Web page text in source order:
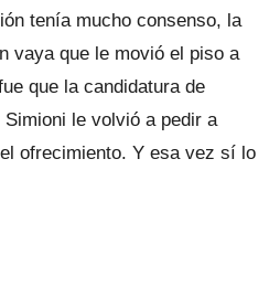
tenía mucho consenso, la
vaya que le movió el piso a
que la candidatura de
le volvió a pedir a
ofrecimiento. Y esa vez sí lo